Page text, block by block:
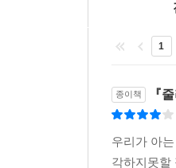
미로처럼 구불
만자 타워 등
카타리나는 로
역사적 사실에
수 있는 모든
《줄리엣》은
1
종이책 『
우리가 아
각하지못할